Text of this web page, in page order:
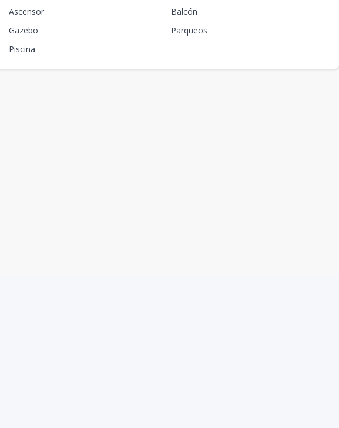
Ascensor
Balcón
Gazebo
Parqueos
Piscina